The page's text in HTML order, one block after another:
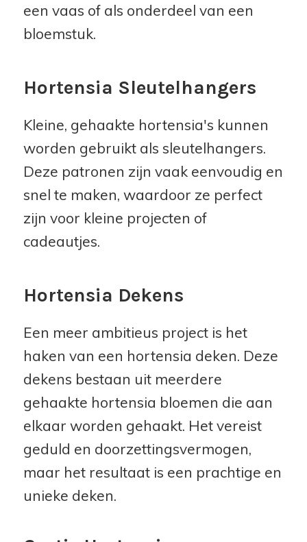
een vaas of als onderdeel van een
bloemstuk.
Hortensia Sleutelhangers
Kleine, gehaakte hortensia's kunnen
worden gebruikt als sleutelhangers.
Deze patronen zijn vaak eenvoudig en
snel te maken, waardoor ze perfect
zijn voor kleine projecten of
cadeautjes.
Hortensia Dekens
Een meer ambitieus project is het
haken van een hortensia deken. Deze
dekens bestaan uit meerdere
gehaakte hortensia bloemen die aan
elkaar worden gehaakt. Het vereist
geduld en doorzettingsvermogen,
maar het resultaat is een prachtige en
unieke deken.